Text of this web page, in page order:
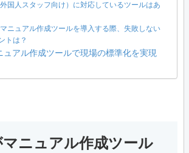
国人スタッフ向け）に対応しているツールはあ
ニュアル作成ツールを導入する際、失敗しない
トは？
ュアル作成ツールで現場の標準化を実現
ニュアル作成ツール